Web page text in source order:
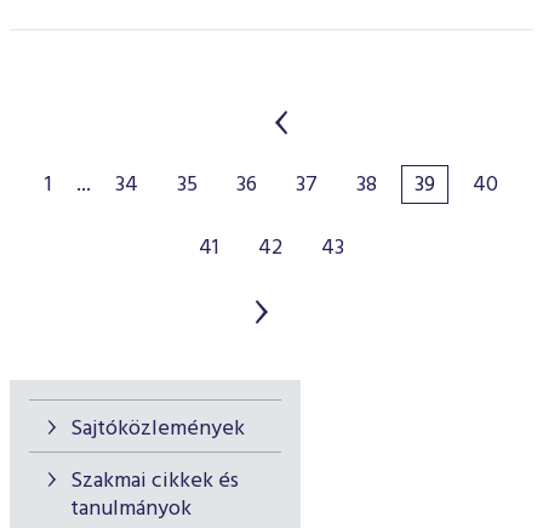
Sajtóközlemények
Szakmai cikkek és
tanulmányok
1 ... 34 35 36 37 38 39
40
41
42 43